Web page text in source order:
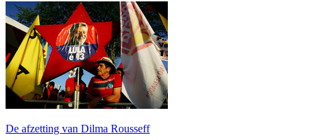
De afzetting van Dilma Rousseff